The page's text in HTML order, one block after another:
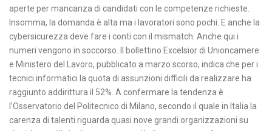
aperte per mancanza di candidati con le competenze richieste.
Insomma, la domanda è alta ma i lavoratori sono pochi. E anche la
cybersicurezza deve fare i conti con il mismatch. Anche qui i
numeri vengono in soccorso. Il bollettino Excelsior di Unioncamere
e Ministero del Lavoro, pubblicato a marzo scorso, indica che per i
tecnici informatici la quota di assunzioni difficili da realizzare ha
raggiunto addirittura il 52%. A confermare la tendenza è
l’Osservatorio del Politecnico di Milano, secondo il quale in Italia la
carenza di talenti riguarda quasi nove grandi organizzazioni su